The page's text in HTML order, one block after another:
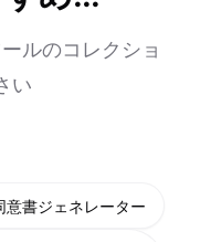
ルのコレクショ
い
書ジェネレーター